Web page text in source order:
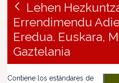
Lehen
Errendimendu
Eredua. Euskara,
Gaztelania
Contiene los estándares de